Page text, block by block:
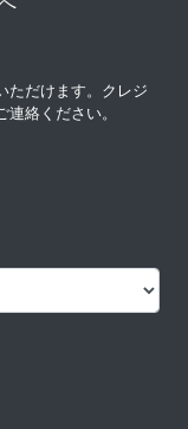
ただけます。クレジ
絡ください。